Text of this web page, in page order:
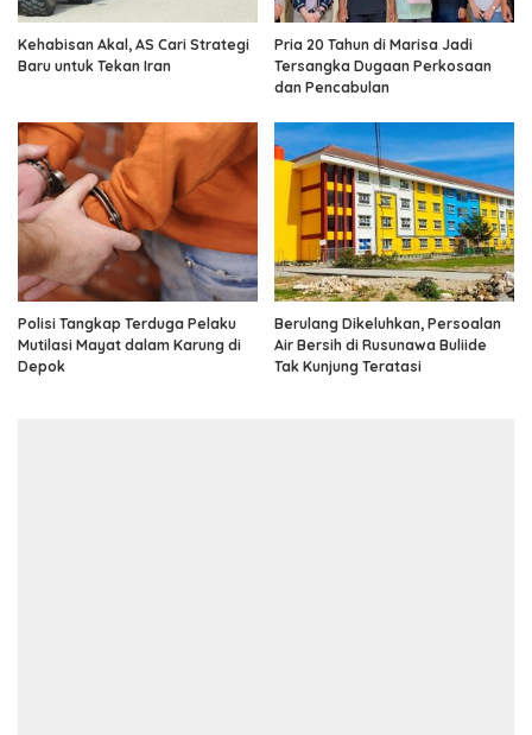
Kehabisan Akal, AS Cari Strategi
Baru untuk Tekan Iran
Pria 20 Tahun di Marisa Jadi
Tersangka Dugaan Perkosaan
dan Pencabulan
Polisi Tangkap Terduga Pelaku
Mutilasi Mayat dalam Karung di
Depok
Berulang Dikeluhkan, Persoalan
Air Bersih di Rusunawa Buliide
Tak Kunjung Teratasi